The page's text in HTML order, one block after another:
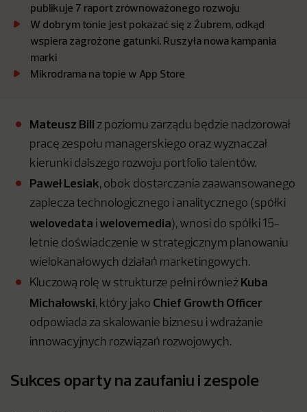
publikuje 7 raport zrównoważonego rozwoju
W dobrym tonie jest pokazać się z Żubrem, odkąd
wspiera zagrożone gatunki. Ruszyła nowa kampania
marki
Mikrodrama na topie w App Store
Mateusz Bill z poziomu zarządu będzie nadzorował
pracę zespołu managerskiego oraz wyznaczał
kierunki dalszego rozwoju portfolio talentów.
Paweł Lesiak, obok dostarczania zaawansowanego
zaplecza technologicznego i analitycznego (spółki
welovedata i welovemedia), wnosi do spółki 15-
letnie doświadczenie w strategicznym planowaniu
wielokanałowych działań marketingowych.
Kluczową rolę w strukturze pełni również Kuba
Michałowski, który jako Chief Growth Officer
odpowiada za skalowanie biznesu i wdrażanie
innowacyjnych rozwiązań rozwojowych.
Sukces oparty na zaufaniu i zespole